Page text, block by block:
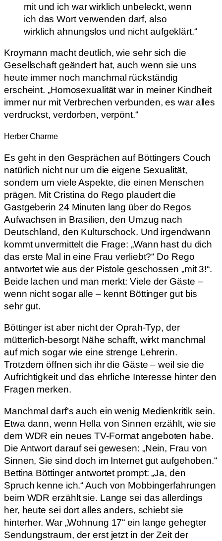
mit und ich war wirklich unbeleckt, wenn
ich das Wort verwenden darf, also
wirklich ahnungslos und nicht aufgeklärt.“
Kroymann macht deutlich, wie sehr sich die
Gesellschaft geändert hat, auch wenn sie uns
heute immer noch manchmal rückständig
erscheint. „Homosexualität war in meiner Kindheit
immer nur mit Verbrechen verbunden, es war alles
verdruckst, verdorben, verpönt.“
Herber Charme
Es geht in den Gesprächen auf Böttingers Couch
natürlich nicht nur um die eigene Sexualität,
sondern um viele Aspekte, die einen Menschen
prägen. Mit Cristina do Rego plaudert die
Gastgeberin 24 Minuten lang über do Regos
Aufwachsen in Brasilien, den Umzug nach
Deutschland, den Kulturschock. Und irgendwann
kommt unvermittelt die Frage: „Wann hast du dich
das erste Mal in eine Frau verliebt?“ Do Rego
antwortet wie aus der Pistole geschossen „mit 3!“.
Beide lachen und man merkt: Viele der Gäste –
wenn nicht sogar alle – kennt Böttinger gut bis
sehr gut.
Böttinger ist aber nicht der Oprah-Typ, der
mütterlich-besorgt Nähe schafft, wirkt manchmal
auf mich sogar wie eine strenge Lehrerin.
Trotzdem öffnen sich ihr die Gäste – weil sie die
Aufrichtigkeit und das ehrliche Interesse hinter den
Fragen merken.
Manchmal darf’s auch ein wenig Medienkritik sein.
Etwa dann, wenn Hella von Sinnen erzählt, wie sie
dem WDR ein neues TV-Format angeboten habe.
Die Antwort darauf sei gewesen: „Nein, Frau von
Sinnen, Sie sind doch im Internet gut aufgehoben.“
Bettina Böttinger antwortet prompt: „Ja, den
Spruch kenne ich.“ Auch von Mobbingerfahrungen
beim WDR erzählt sie. Lange sei das allerdings
her, heute sei dort alles anders, schiebt sie
hinterher. War „Wohnung 17“ ein lange gehegter
Sendungstraum, der erst jetzt in der Zeit der